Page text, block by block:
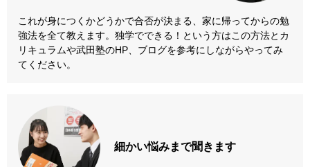
これが身につくかどうかで合否が決まる、家に帰ってからの勉
強法を全て教えます。独学でできる！という方はこの方法とカ
リキュラムや武田塾のHP、ブログを参考にしながらやってみ
てください。
細かい悩みまで聞きます